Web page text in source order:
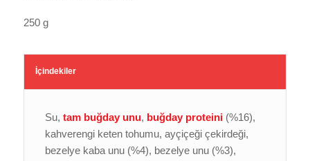
250 g
İçindekiler
Su, tam buğday unu, buğday proteini(%16),
kahverengi keten tohumu, ayçiçeği çekirdeği,
bezelye kaba unu (%4), bezelye unu (%3),